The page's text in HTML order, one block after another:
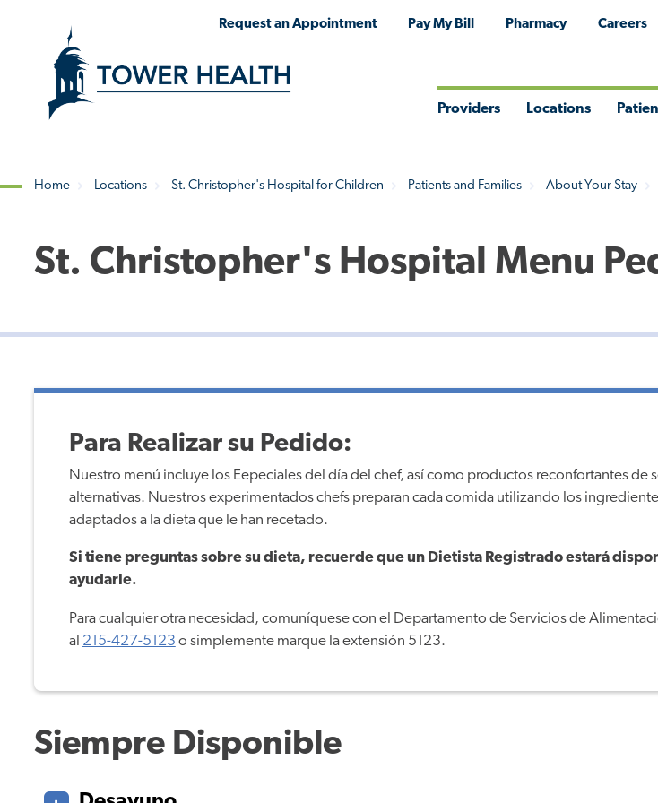
Request an Appointment Pay My Bill Pharmacy Careers
Providers Locations
Home Locations St. Christopher's Hospital for Children Patients and Families About Your Stay
St. Christopher's Hospital Menu
Para Realizar su Pedido:
Nuestro menú incluye los Eepeciales del día del chef, así como productos reconfortantes de
alternativas. Nuestros experimentados chefs preparan cada comida utilizando los
adaptados a la dieta que le han recetado.
Si tiene preguntas sobre su dieta, recuerde que un Dietista Registrado estará
ayudarle.
Para cualquier otra necesidad, comuníquese con el Departamento de Servicios de
al 215-427-5123 o simplemente marque la extensión 5123.
Siempre Disponible